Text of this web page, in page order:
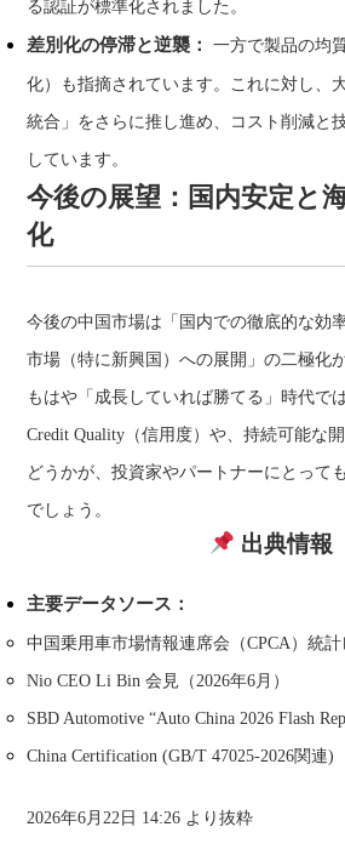
る認証が標準化されました。
差別化の停滞と逆襲：
一方で製品の均
化）も指摘されています。これに対し、
統合」をさらに推し進め、コスト削減と
しています。
今後の展望：国内安定と
化
今後の中国市場は「国内での徹底的な効
市場（特に新興国）への展開」の二極化
もはや「成長していれば勝てる」時代で
Credit Quality（信用度）や、持続可能な
どうかが、投資家やパートナーにとって
でしょう。
出典情報
主要データソース：
中国乗用車市場情報連席会（CPCA）統計
Nio CEO Li Bin 会見（2026年6月）
SBD Automotive “Auto China 2026 Flash
China Certification (GB/T 47025-2026関連)
2026年6月22日 14:26 より抜粋